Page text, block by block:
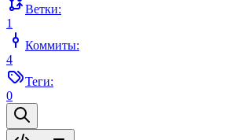
Ветки:
1
Коммиты:
4
Теги:
0